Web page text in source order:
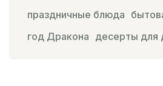
праздничные блюда
год Дракона десерты для